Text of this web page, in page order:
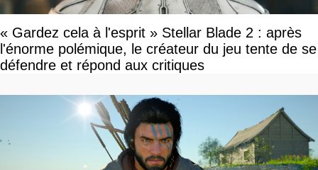
« Gardez cela à l'esprit » Stellar Blade 2 : après
l'énorme polémique, le créateur du jeu tente de se
défendre et répond aux critiques